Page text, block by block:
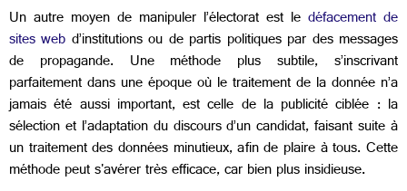
Un autre moyen de manipuler l’électorat est le défacement de
sites web d’institutions ou de partis politiques par des messages
de propagande. Une méthode plus subtile, s’inscrivant
parfaitement dans une époque où le traitement de la donnée n’a
jamais été aussi important, est celle de la publicité ciblée : la
sélection et l’adaptation du discours d’un candidat, faisant suite à
un traitement des données minutieux, afin de plaire à tous. Cette
méthode peut s'avérer très efficace, car bien plus insidieuse.